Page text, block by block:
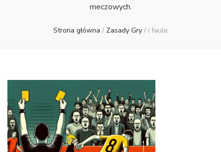
meczowych.
Strona główna / Zasady Gry / i faule